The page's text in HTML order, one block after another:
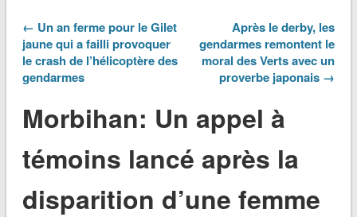
← Un an ferme pour le Gilet
jaune qui a failli provoquer
le crash de l’hélicoptère des
gendarmes
Après le derby, les
gendarmes remontent le
moral des Verts avec un
proverbe japonais →
Morbihan: Un appel à
témoins lancé après la
disparition d’une femme